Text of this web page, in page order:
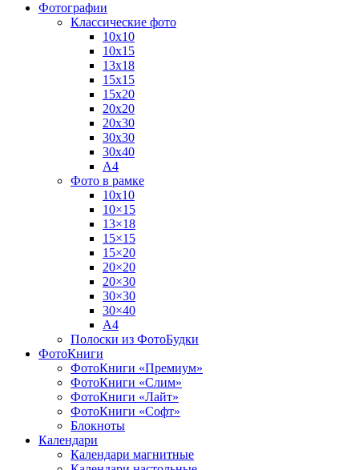
Фотографии
Классические фото
10х10
10х15
13х18
15х15
15х20
20х20
20х30
30х30
30х40
А4
Фото в рамке
10х10
10×15
13×18
15×15
15×20
20×20
20×30
30×30
30×40
A4
Полоски из ФотоБудки
ФотоКниги
ФотоКниги «Премиум»
ФотоКниги «Слим»
ФотоКниги «Лайт»
ФотоКниги «Софт»
Блокноты
Календари
Календари магнитные